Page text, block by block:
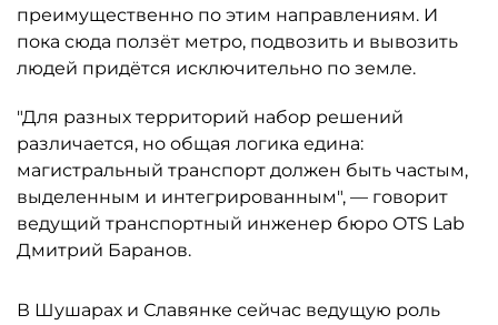
преимущественно по этим направлениям. И
пока сюда ползёт метро, подвозить и вывозить
людей придётся исключительно по земле.
"Для разных территорий набор решений
различается, но общая логика едина:
магистральный транспорт должен быть частым,
выделенным и интегрированным", — говорит
ведущий транспортный инженер бюро OTS Lab
Дмитрий Баранов.
В Шушарах и Славянке сейчас ведущую роль